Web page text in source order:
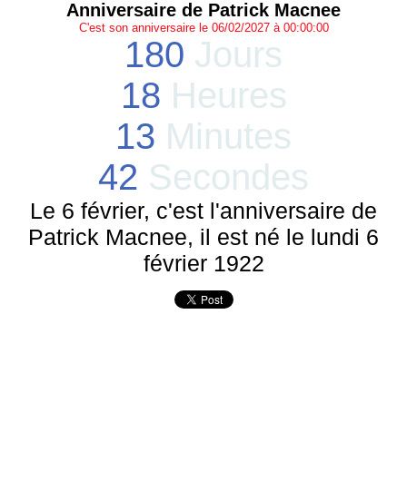
Anniversaire de Patrick Macnee
C'est son anniversaire le 06/02/2027 à 00:00:00
180 Jours
18 Heures
13 Minutes
42 Secondes
Le 6 février, c'est l'anniversaire de
Patrick Macnee, il est né le lundi 6
février 1922